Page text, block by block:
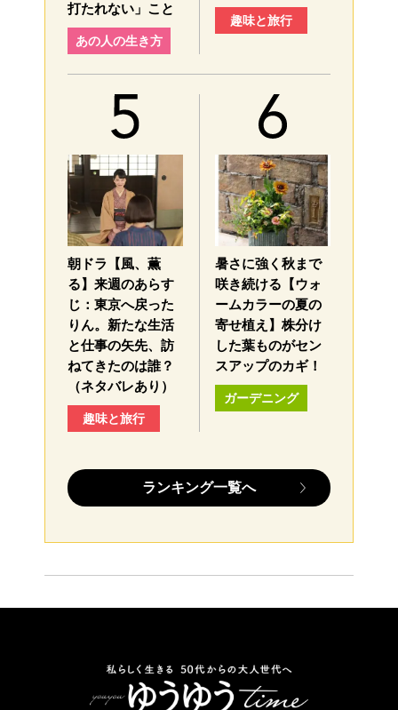
打たれない」こと
あの人の生き方
趣味と旅行
朝ドラ【風、薫
る】来週のあらす
じ：東京へ戻った
りん。新たな生活
と仕事の矢先、訪
ねてきたのは誰？
（ネタバレあり）
趣味と旅行
暑さに強く秋まで
咲き続ける【ウォ
ームカラーの夏の
寄せ植え】株分け
した葉ものがセン
スアップのカギ！
ガーデニング
ランキング一覧へ